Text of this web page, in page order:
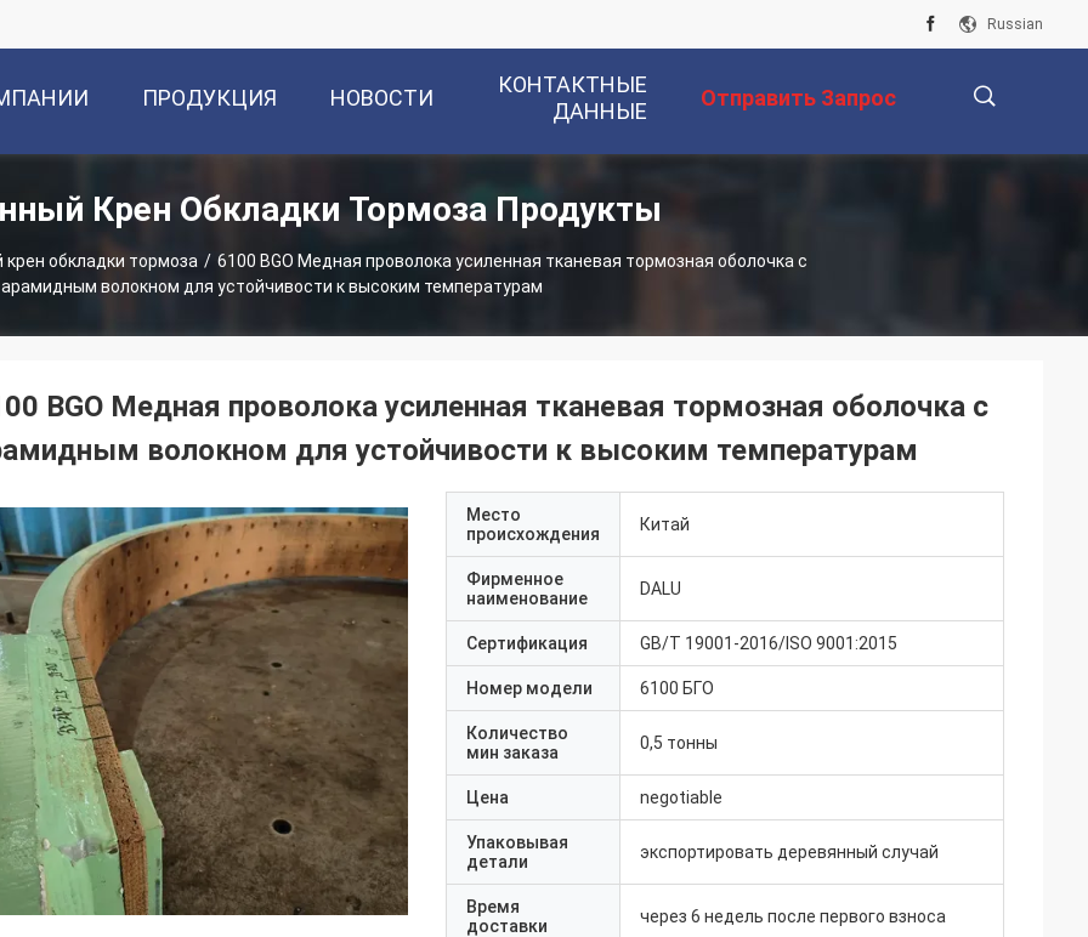
Russian
ПРОДУКЦИЯ НОВОСТИ
КОНТАКТНЫЕ
ДАННЫЕ
Отправить Запрос
Крен Обкладки Тормоза Продукты
обкладки тормоза / 6100 BGO Медная проволока усиленная тканевая тормозная оболочка с
арамидным волокном для устойчивости к высоким температурам
BGO Медная проволока усиленная тканевая тормозная оболочка с
волокном для устойчивости к высоким температурам
Место
происхождения
Китай
Фирменное
наименование
DALU
Сертификация GB/T 19001-2016/ISO 9001:2015
Номер модели 6100 БГО
Количество
мин заказа
0,5 тонны
Цена negotiable
Упаковывая
детали
экспортировать деревянный случай
Время
доставки
через 6 недель после первого взноса